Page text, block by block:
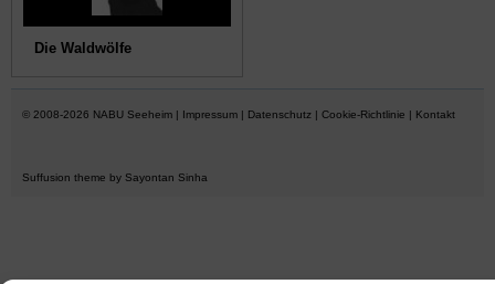
Die Waldwölfe
© 2008-2026 NABU Seeheim | Impressum | Datenschutz | Cookie-Richtlinie | Kontakt
Suffusion theme by Sayontan Sinha